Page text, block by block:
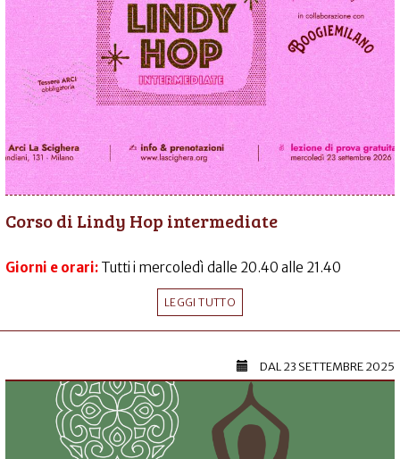
Corso di Lindy Hop intermediate
Giorni e orari: Tutti i mercoledì dalle 20.40 alle 21.40
LEGGI TUTTO
DAL23 SETTEMBRE 2025